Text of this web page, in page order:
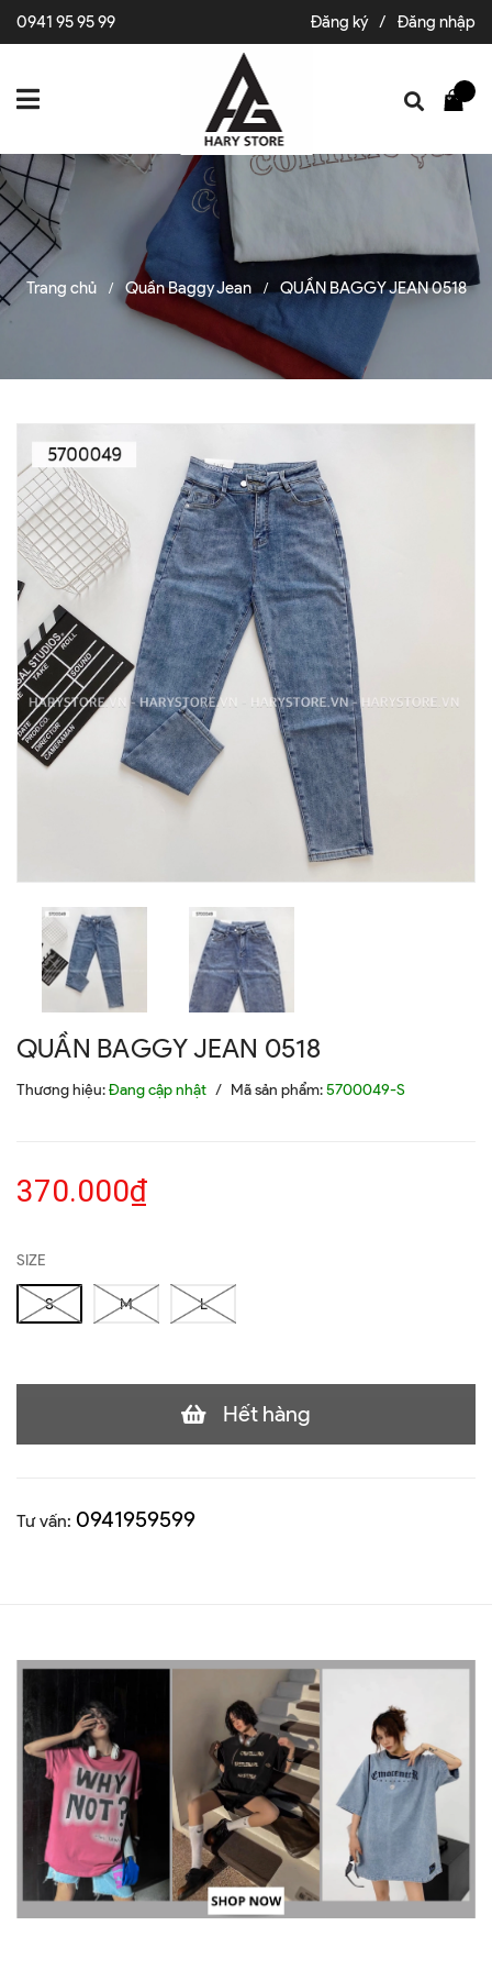
0941 95 95 99 Đăng ký / Đăng nhập
Trang chủ / Quần Baggy Jean / QUẦN BAGGY JEAN 0518
QUẦN BAGGY JEAN 0518
Thương hiệu:Đang cập nhật / Mã sản phẩm:5700049-S
370.000₫
SIZE
S M L
Hết hàng
Tư vấn: 0941959599